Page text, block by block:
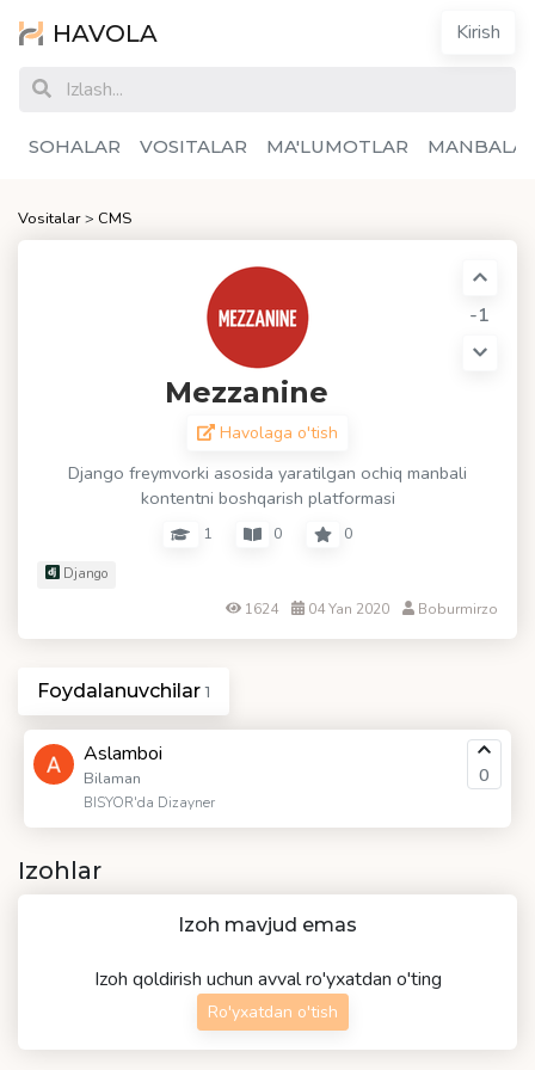
HAVOLA Kirish
SOHALAR VOSITALAR MA'LUMOTLAR
Vositalar> CMS
Mezzanine
Havolaga o'tish
Django freymvorki asosida yaratilgan ochiq manbali
kontentni boshqarish platformasi
1 0 0
-1
Django
1624 04 Yan 2020 Boburmirzo
Foydalanuvchilar1
Aslamboi
Bilaman
BISYOR'da Dizayner
0
Izohlar
Izoh mavjud emas
Izoh qoldirish uchun avval ro'yxatdan o'ting
Ro'yxatdan o'tish